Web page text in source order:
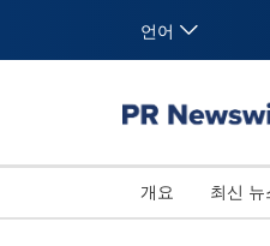
언어
개요 최신 뉴